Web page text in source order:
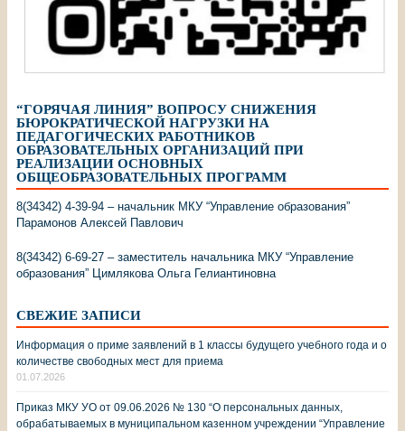
“ГОРЯЧАЯ ЛИНИЯ” ВОПРОСУ СНИЖЕНИЯ
БЮРОКРАТИЧЕСКОЙ НАГРУЗКИ НА
ПЕДАГОГИЧЕСКИХ РАБОТНИКОВ
ОБРАЗОВАТЕЛЬНЫХ ОРГАНИЗАЦИЙ ПРИ
РЕАЛИЗАЦИИ ОСНОВНЫХ
ОБЩЕОБРАЗОВАТЕЛЬНЫХ ПРОГРАММ
8(34342) 4-39-94 – начальник МКУ “Управление образования”
Парамонов Алексей Павлович
8(34342) 6-69-27 – заместитель начальника МКУ “Управление
образования” Цимлякова Ольга Гелиантиновна
СВЕЖИЕ ЗАПИСИ
Информация о приме заявлений в 1 классы будущего учебного года и о
количестве свободных мест для приема
01.07.2026
Приказ МКУ УО от 09.06.2026 № 130 “О персональных данных,
обрабатываемых в муниципальном казенном учреждении “Управление